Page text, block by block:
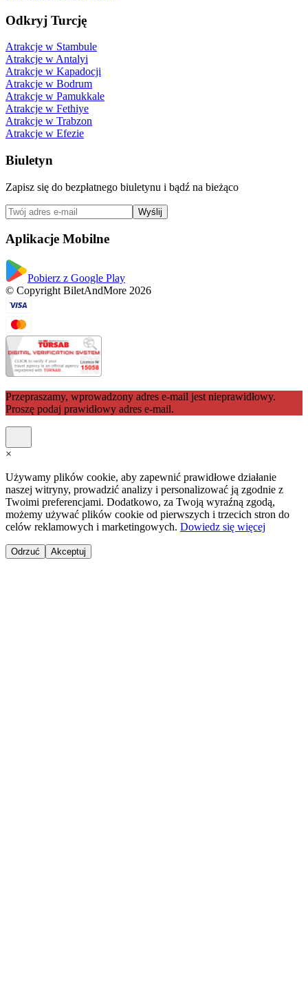
Odkryj Turcję
Atrakcje w Stambule
Atrakcje w Antalyi
Atrakcje w Kapadocji
Atrakcje w Bodrum
Atrakcje w Pamukkale
Atrakcje w Fethiye
Atrakcje w Trabzon
Atrakcje w Efezie
Biuletyn
Zapisz się do bezpłatnego biuletynu i bądź na bieżąco
Wyślij
Aplikacje Mobilne
Pobierz z Google Play
© Copyright BiletAndMore 2026
Przepraszamy, wprowadzony adres e-mail jest nieprawidłowy.
Proszę podaj prawidłowy adres e-mail.
×
Używamy plików cookie, aby zapewnić prawidłowe działanie
naszej witryny, prowadzić analizy i personalizować ją zgodnie z
Twoimi preferencjami. Dodatkowo, za Twoją wyraźną zgodą,
możemy używać plików cookie od pierwszych i trzecich stron do
celów reklamowych i marketingowych. Dowiedz się więcej
Odrzuć Akceptuj